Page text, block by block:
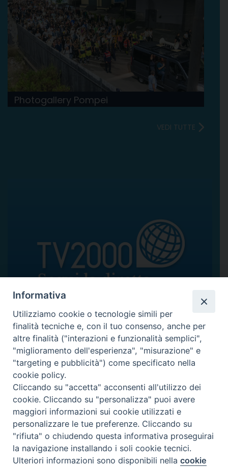
Photogallery Pompei
VEDI TUTTE
Preferenze Cookie
Informativa
Utilizziamo cookie o tecnologie simili per
finalità tecniche e, con il tuo consenso, anche per
altre finalità ("interazioni e funzionalità semplici",
"miglioramento dell'esperienza", "misurazione" e
"targeting e pubblicità") come specificato nella
cookie policy.
Cliccando su "accetta" acconsenti all'utilizzo dei
cookie. Cliccando su "personalizza" puoi avere
maggiori informazioni sui cookie utilizzati e
personalizzare le tue preferenze. Cliccando su
"rifiuta" o chiudendo questa informativa proseguirai
la navigazione installando i soli cookie tecnici.
Ulteriori informazioni sono disponibili nellacookie